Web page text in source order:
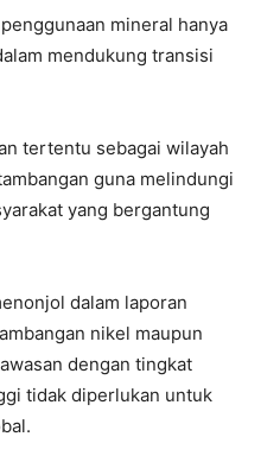
mineral hanya
mendukung transisi
tertentu sebagai wilayah
guna melindungi
yang bergantung
dalam laporan
nikel maupun
dengan tingkat
tidak diperlukan untuk